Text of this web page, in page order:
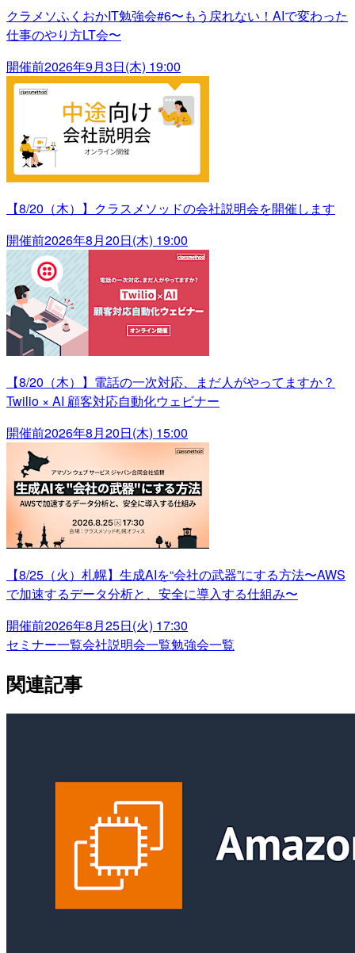
クラメソふくおかIT勉強会#6〜もう戻れない！AIで変わった
仕事のやり方LT会〜
開催前2026年9月3日(木) 19:00
【8/20（木）】クラスメソッドの会社説明会を開催します
開催前2026年8月20日(木) 19:00
【8/20（木）】電話の一次対応、まだ人がやってますか？
Twilio × AI 顧客対応自動化ウェビナー
開催前2026年8月20日(木) 15:00
【8/25（火）札幌】生成AIを“会社の武器”にする方法〜AWS
で加速するデータ分析と、安全に導入する仕組み〜
開催前2026年8月25日(火) 17:30
セミナー一覧会社説明会一覧勉強会一覧
関連記事